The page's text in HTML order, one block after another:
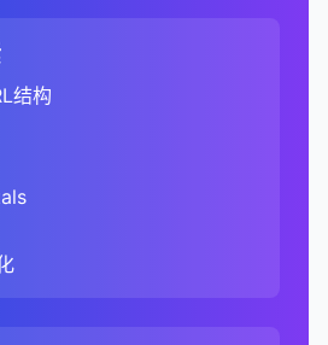
解serps的结构和组成部分，以
中的表现，对于提高有机流
重要。随着搜索引擎算法的不
也在不断演变，SEO专业人员
并调整他们的策略。
是一种重要的技术，用于在
验和保留SEO价值。正确使用
保网站迁移、URL结构更改或
索流量产生负面影响。了解何
定向是每个SEO专业人员必备
标签指向首选版本。
确保它们仍然准确。
区别：
务器端的永久重定向，会将用户
导到新URL。
性的，不会自动重定向用户。
间超过10秒作为参与会话的标
：使用"跳出率"作为主要指
率"作为主要指标，不再直接提
响：
SEMrush、Ahrefs、Moz
、Ahrefs、SpyFu、
、Majestic、Moz Link
Frog、Google
PageSpeed Insights
的实施状态。
错误，以获取丰富片段。
的实施状态。
问题，改善搜索结果展示。
路径最有可能导致转化。
漏斗，了解有机搜索访客在转化
。
弱环节，提高转化率。
：
量带来的转化价值。
、页面和流量来源的转化价值。
量。
时效性。
的跳出率、停留时间和页面浏览
的浏览路径和行为流。
展示SEO工作的价值和成果。
化类型
随时间变化的数据，如有机搜
。
较不同类别或时间段的数据，
不同关键词的排名等。
部分与整体的关系，如流量来
前排名网站的权威性、内容质量
键词的用户点击搜索结果的比
词有较高的用户兴趣。
段审计或使用更强大的工具。
、服务器错误、重定向链等。
标签、canonical标签问题、重
价值页面消耗爬行预算、爬行深
本，避免被视为操纵。
，包括品牌词、通用词和精确匹
了解链接建设的效果。
长或下降，可能表明算法更新或
率和转化价值。
径和内容。
的贡献。
机会
名但你未排名的高价值关键词。
对不同搜索意图的关键词策略。
盖信息型、导航型、商业调查型
。
策略
结构